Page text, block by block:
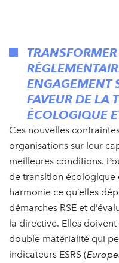
ENGAGEMENT
FAVEUR DE LA
ÉCOLOGIQUE
Ces nouvelles
organisations sur leur
meilleures conditions.
de transition écologique
harmonie ce qu’elles
démarches RSE et
la directive. Elles
double matérialité qui
indicateurs ESRS (